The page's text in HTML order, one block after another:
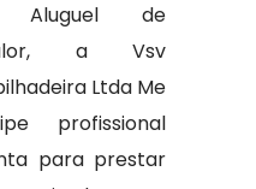
Aluguel de
a Vsv
Ltda Me
profissional
para prestar